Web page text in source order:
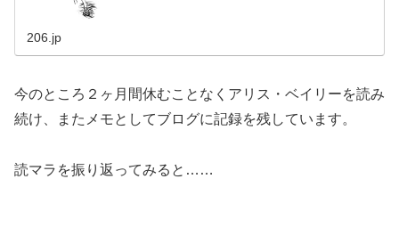
206.jp
今のところ２ヶ月間休むことなくアリス・ベイリーを読み
続け、またメモとしてブログに記録を残しています。
読マラを振り返ってみると……